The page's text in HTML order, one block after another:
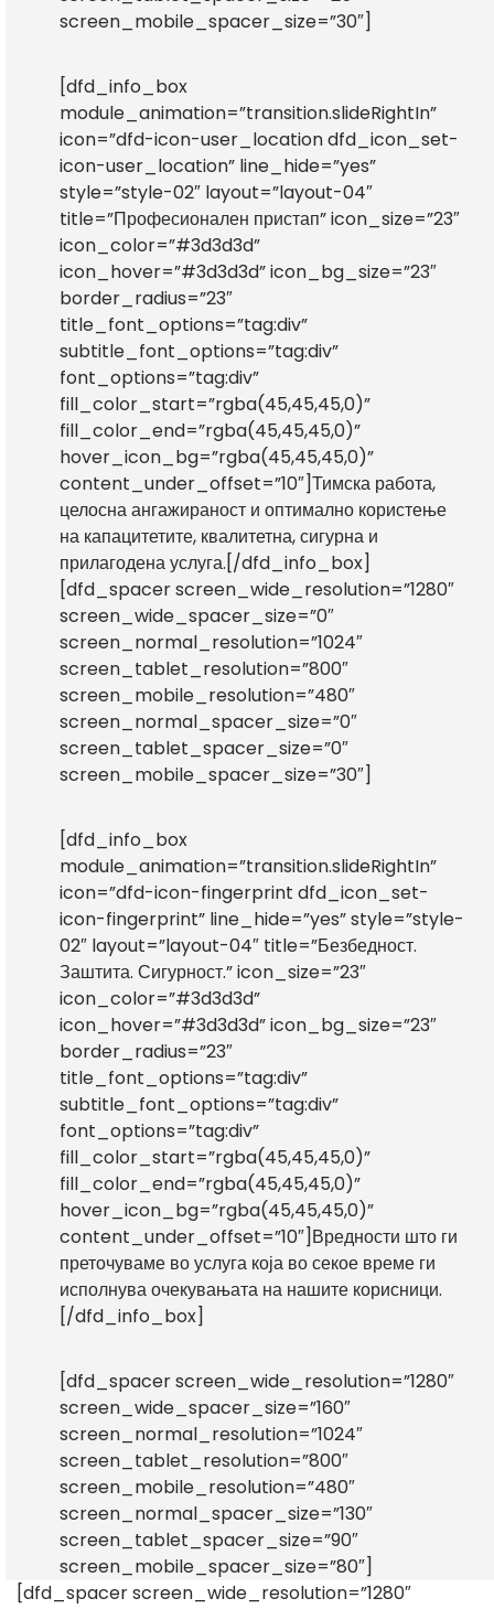
screen_mobile_spacer_size=”30″]
[dfd_info_box
module_animation=”transition.slideRightIn”
icon=”dfd-icon-user_location dfd_icon_set-
icon-user_location” line_hide=”yes”
style=”style-02″ layout=”layout-04″
title=”Професионален пристап” icon_size=”23″
icon_color=”#3d3d3d”
icon_hover=”#3d3d3d” icon_bg_size=”23″
border_radius=”23″
title_font_options=”tag:div”
subtitle_font_options=”tag:div”
font_options=”tag:div”
fill_color_start=”rgba(45,45,45,0)”
fill_color_end=”rgba(45,45,45,0)”
hover_icon_bg=”rgba(45,45,45,0)”
content_under_offset=”10″]Тимска работа,
целосна ангажираност и оптимално користење
на капацитетите, квалитетна, сигурна и
прилагодена услуга.[/dfd_info_box]
[dfd_spacer screen_wide_resolution=”1280″
screen_wide_spacer_size=”0″
screen_normal_resolution=”1024″
screen_tablet_resolution=”800″
screen_mobile_resolution=”480″
screen_normal_spacer_size=”0″
screen_tablet_spacer_size=”0″
screen_mobile_spacer_size=”30″]
[dfd_info_box
module_animation=”transition.slideRightIn”
icon=”dfd-icon-fingerprint dfd_icon_set-
icon-fingerprint” line_hide=”yes” style=”style-
02″ layout=”layout-04″ title=”Безбедност.
Заштита. Сигурност.” icon_size=”23″
icon_color=”#3d3d3d”
icon_hover=”#3d3d3d” icon_bg_size=”23″
border_radius=”23″
title_font_options=”tag:div”
subtitle_font_options=”tag:div”
font_options=”tag:div”
fill_color_start=”rgba(45,45,45,0)”
fill_color_end=”rgba(45,45,45,0)”
hover_icon_bg=”rgba(45,45,45,0)”
content_under_offset=”10″]Вредности што ги
преточуваме во услуга која во секое време ги
исполнува очекувањата на нашите корисници.
[/dfd_info_box]
[dfd_spacer screen_wide_resolution=”1280″
screen_wide_spacer_size=”160″
screen_normal_resolution=”1024″
screen_tablet_resolution=”800″
screen_mobile_resolution=”480″
screen_normal_spacer_size=”130″
screen_tablet_spacer_size=”90″
screen_mobile_spacer_size=”80″]
[dfd_spacer screen_wide_resolution=”1280″